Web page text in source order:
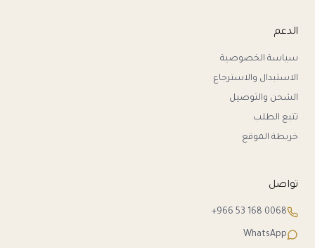
الدعم
سياسة الخصوصية
الاستبدال والاسترجاع
الشحن والتوصيل
تتبع الطلب
خريطة الموقع
تواصل
+966 53 168 0068
WhatsApp